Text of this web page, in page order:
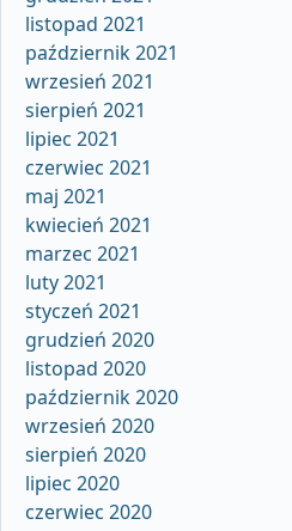
listopad 2021
październik 2021
wrzesień 2021
sierpień 2021
lipiec 2021
czerwiec 2021
maj 2021
kwiecień 2021
marzec 2021
luty 2021
styczeń 2021
grudzień 2020
listopad 2020
październik 2020
wrzesień 2020
sierpień 2020
lipiec 2020
czerwiec 2020